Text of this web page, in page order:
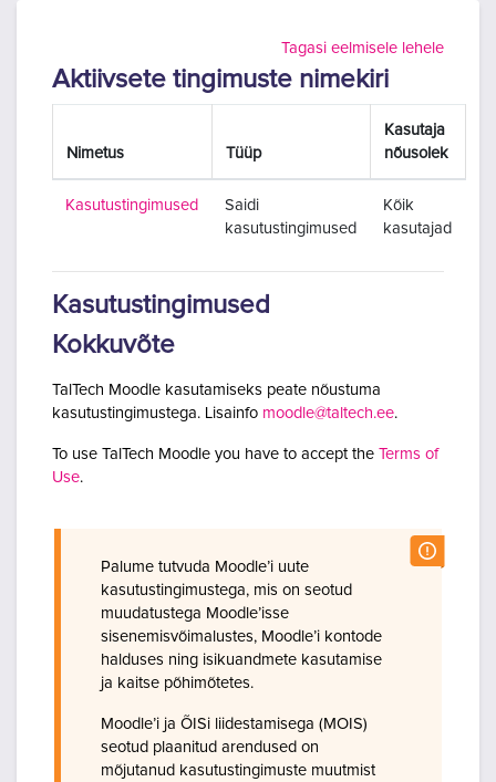
Tagasi eelmisele lehele
Aktiivsete tingimuste nimekiri
Nimetus Tüüp
Kasutaja
nõusolek
Kasutustingimused
Saidi
kasutustingimused
Kõik
kasutajad
Kasutustingimused
Kokkuvõte
TalTech Moodle kasutamiseks peate nõustuma
kasutustingimustega. Lisainfo moodle@taltech.ee.
To use TalTech Moodle you have to accept the Terms of
Use.
Palume tutvuda Moodle’i uute
kasutustingimustega, mis on seotud
muudatustega Moodle’isse
sisenemisvõimalustes, Moodle’i kontode
halduses ning isikuandmete kasutamise
ja kaitse põhimõtetes.
Moodle’i ja ÕISi liidestamisega (MOIS)
seotud plaanitud arendused on
mõjutanud kasutustingimuste muutmist